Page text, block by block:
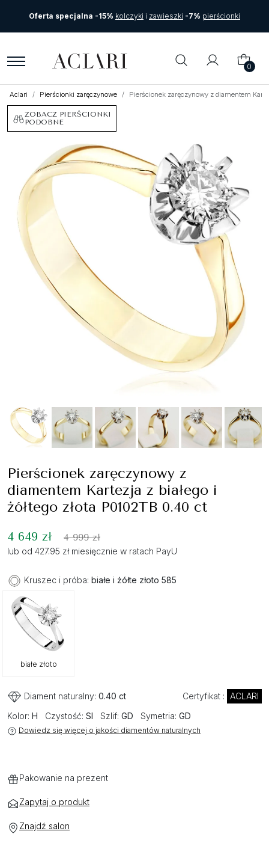
Oferta specjalna -15% kolczyki i zawieszki -7% pierścionki
0
Aclari Pierścionki zaręczynowe Pierścionek zaręczynowy z diamentem
ZOBACZ PIERŚCIONKI
PODOBNE
Pierścionek zaręczynowy z
diamentem Kartezja z białego i
żółtego złota P0102TB 0.40 ct
4 649 zł 4 999 zł
lub od 427.95 zł miesięcznie w ratach PayU
Kruszec i próba: białe i żółte złoto 585
białe złoto
Diament naturalny: 0.40 ct Certyfikat : ACLARI
Kolor: H Czystość: SI Szlif: GD Symetria: GD
Dowiedz się więcej o jakości diamentów naturalnych
Pakowanie na prezent
Zapytaj o produkt
Znajdź salon